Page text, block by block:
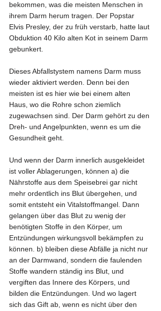
bekommen, was die meisten Menschen in
ihrem Darm herum tragen. Der Popstar
Elvis Presley, der zu früh verstarb, hatte laut
Obduktion 40 Kilo alten Kot in seinem Darm
gebunkert.
Dieses Abfallstystem namens Darm muss
wieder aktiviert werden. Denn bei den
meisten ist es hier wie bei einem alten
Haus, wo die Rohre schon ziemlich
zugewachsen sind. Der Darm gehört zu den
Dreh- und Angelpunkten, wenn es um die
Gesundheit geht.
Und wenn der Darm innerlich ausgekleidet
ist voller Ablagerungen, können a) die
Nährstoffe aus dem Speisebrei gar nicht
mehr ordentlich ins Blut übergehen, und
somit entsteht ein Vitalstoffmangel. Dann
gelangen über das Blut zu wenig der
benötigten Stoffe in den Körper, um
Entzündungen wirkungsvoll bekämpfen zu
können. b) bleiben diese Abfälle ja nicht nur
an der Darmwand, sondern die faulenden
Stoffe wandern ständig ins Blut, und
vergiften das Innere des Körpers, und
bilden die Entzündungen. Und wo lagert
sich das Gift ab, wenn es nicht über den